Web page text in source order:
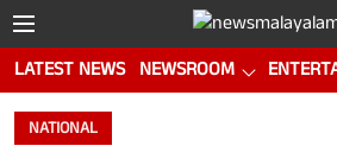
LATEST NEWS NEWSROOM
NATIONAL